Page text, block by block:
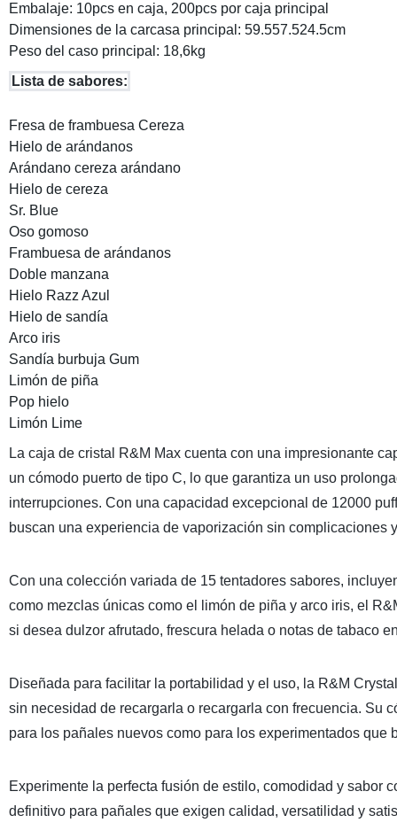
Embalaje: 10pcs en caja, 200pcs por caja principal
Dimensiones de la carcasa principal: 59.557.524.5cm
Peso del caso principal: 18,6kg
Lista de sabores:
Fresa de frambuesa Cereza
Hielo de arándanos
Arándano cereza arándano
Hielo de cereza
Sr. Blue
Oso gomoso
Frambuesa de arándanos
Doble manzana
Hielo Razz Azul
Hielo de sandía
Arco iris
Sandía burbuja Gum
Limón de piña
Pop hielo
Limón Lime
La caja de cristal R&M Max cuenta con una impresionante
un cómodo puerto de tipo C, lo que garantiza un uso
interrupciones. Con una capacidad excepcional de 12000
buscan una experiencia de vaporización sin complicaciones
Con una colección variada de 15 tentadores sabores,
como mezclas únicas como el limón de piña y arco iris, el
si desea dulzor afrutado, frescura helada o notas de tabaco
Diseñada para facilitar la portabilidad y el uso, la R&M
sin necesidad de recargarla o recargarla con frecuencia. Su
para los pañales nuevos como para los experimentados
Experimente la perfecta fusión de estilo, comodidad y sabor
definitivo para pañales que exigen calidad, versatilidad y